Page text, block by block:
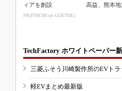
ィアを創設
PR(FINCHI on GOETHE)
高益、熊本
TechFactory ホワイトペーパー
三菱ふそう川崎製作所のEVト
軽EVまとめ最新版